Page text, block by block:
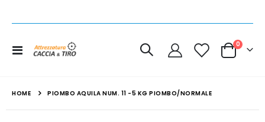
Toggle
Cart
0
HOME PIOMBO AQUILA NUM. 11 -5 KG PIOMBO/NORMALE